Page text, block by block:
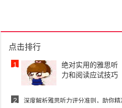
点击排行
1
绝对实用的雅思听
力和阅读应试技巧
2
深度解析雅思听力评分准则，助你精